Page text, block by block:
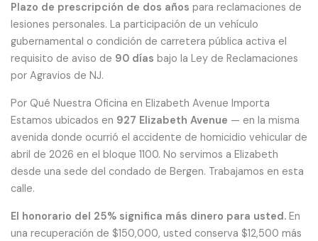
Plazo de prescripción de dos años para reclamaciones de
lesiones personales. La participación de un vehículo
gubernamental o condición de carretera pública activa el
requisito de aviso de 90 días bajo la Ley de Reclamaciones
por Agravios de NJ.
Por Qué Nuestra Oficina en Elizabeth Avenue Importa
Estamos ubicados en 927 Elizabeth Avenue — en la misma
avenida donde ocurrió el accidente de homicidio vehicular de
abril de 2026 en el bloque 1100. No servimos a Elizabeth
desde una sede del condado de Bergen. Trabajamos en esta
calle.
El honorario del 25% significa más dinero para usted. En
una recuperación de $150,000, usted conserva $12,500 más